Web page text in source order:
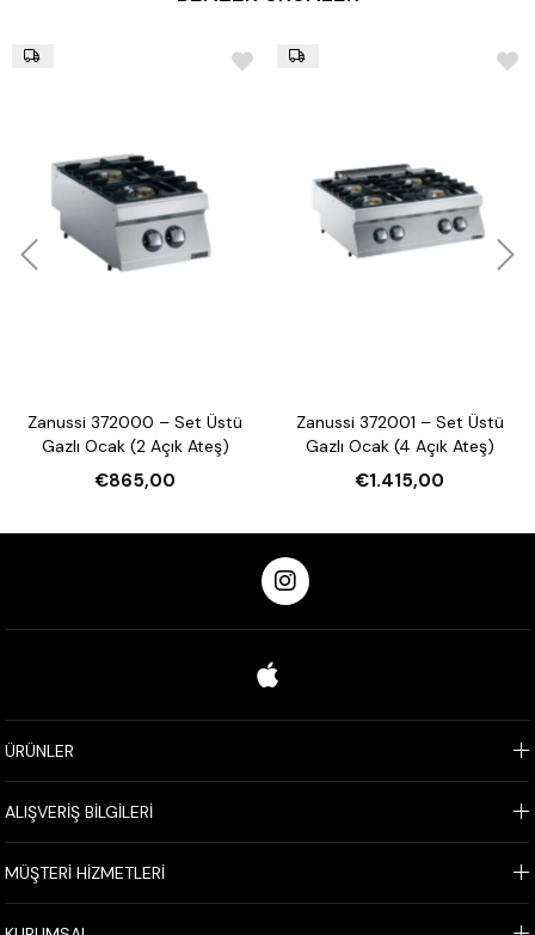
Zanussi 372000 – Set Üstü
Gazlı Ocak (2 Açık Ateş)
€865,00
Zanussi 372001 – Set Üstü
Gazlı Ocak (4 Açık Ateş)
€1.415,00
ÜRÜNLER
ALIŞVERİŞ BİLGİLERİ
MÜŞTERİ HİZMETLERİ